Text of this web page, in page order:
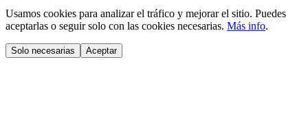
Usamos cookies para analizar el tráfico y mejorar el sitio. Puedes
aceptarlas o seguir solo con las cookies necesarias. Más info.
Solo necesarias Aceptar